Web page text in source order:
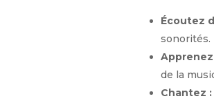
Écoutez
sonorités.
de la
Chantez :